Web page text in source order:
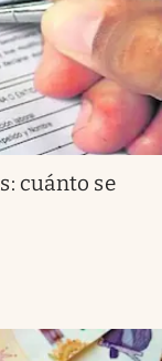
cuánto se